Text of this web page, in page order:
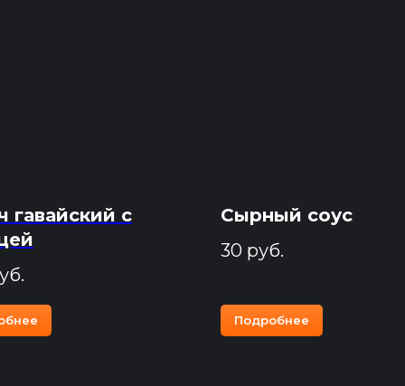
гавайский с
Сырный соус
30 руб.
Подробнее